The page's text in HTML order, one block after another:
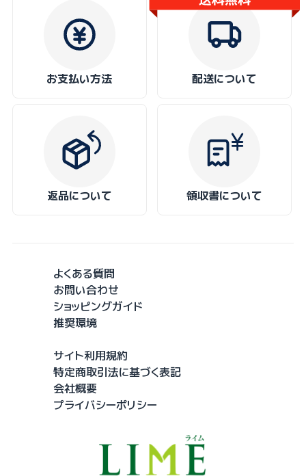
お支払い方法 配送について
返品について 領収書について
よくある質問
お問い合わせ
ショッピングガイド
推奨環境
サイト利用規約
特定商取引法に基づく表記
会社概要
プライバシーポリシー